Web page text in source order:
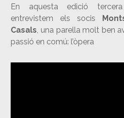
En aquesta edició
entrevistem els socis
Casals, una parella molt ben
passió en comú: l’òpera